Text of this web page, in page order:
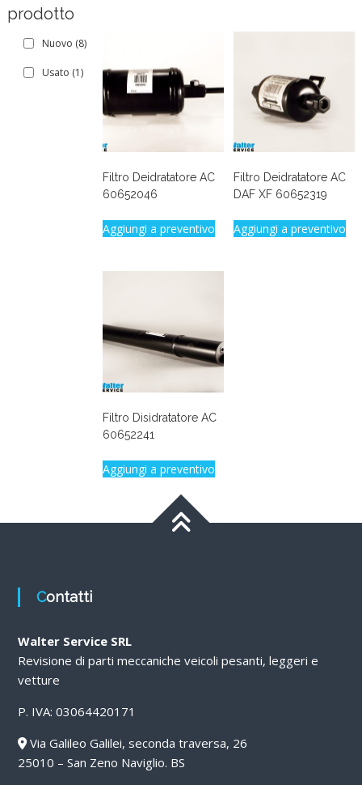
Filtro Deidratatore AC
60652046
Aggiungi a preventivo
Filtro Deidratatore AC
DAF XF 60652319
Aggiungi a preventivo
Filtro Disidratatore AC
60652241
Aggiungi a preventivo
prodotto
Nuovo (8)
Usato (1)
Contatti
Walter Service SRL
Revisione di parti meccaniche veicoli pesanti, leggeri e
vetture
P. IVA: 03064420171
Via Galileo Galilei, seconda traversa, 26
25010 – San Zeno Naviglio. BS